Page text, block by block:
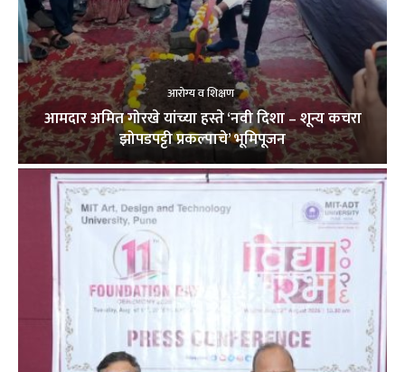
आरोग्य व शिक्षण
आमदार अमित गोरखे यांच्या हस्ते ‘नवी दिशा – शून्य कचरा
झोपडपट्टी प्रकल्पाचे’ भूमिपूजन